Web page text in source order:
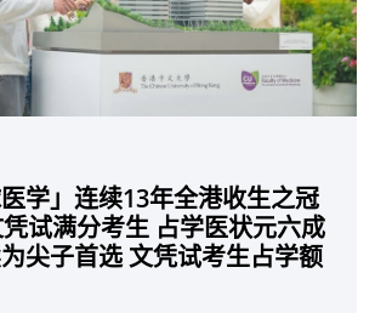
学」连续13年全港收生之冠
试满分考生 占学医状元六成
尖子首选 文凭试考生占学额
新 ITECH医疗科技评估平台 推
分析及价值医疗
OCT」系统助测糖尿黄斑水
个案锐减六成 缩短患者轮
授获颁中国工程界最高荣誉
技奖」 成为今届医药衞生领
者
港中文大学凤凰奖学金」嘉
鼓励学医状元走出课堂放眼
世纪妙手仁医
式PGT-Plus方案 精准辨识
杂基因异常「盲点」 降低人
异常妊娠风险
眼治疗新靶点 小鼠实验证实
力 有助开创崭新神经保护疗
肝癌免疫治疗耐药性机制 揭
具「除废喂食」新功能助癌
球专家共同牵头跨国肺癌研
阳性肺癌病人七年无恶化
常而引起的肺癌有望变成
者可与病共存
娥获颁「清野裕杰出领袖
首名学者荣膺亚洲糖尿病教
位区域专家 探讨私人医疗
全民健康覆盖
生成首位亚洲研究员 荣获国
奖项John K. Lattimer 讲座
实验室到临床应用」研究突
1药物可改善严重中风康